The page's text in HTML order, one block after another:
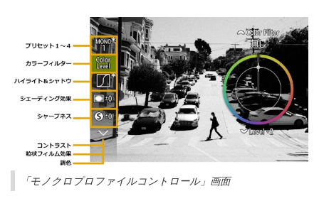
「モノクロプロファイルコントロール」画面